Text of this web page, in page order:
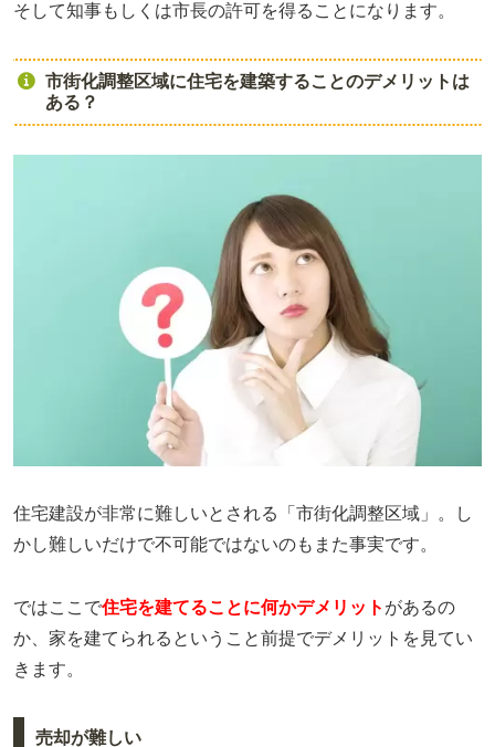
そして知事もしくは市長の許可を得ることになります。
市街化調整区域に住宅を建築することのデメリットは
ある？
住宅建設が非常に難しいとされる「市街化調整区域」。し
かし難しいだけで不可能ではないのもまた事実です。
ではここで住宅を建てることに何かデメリット があるの
か、家を建てられるということ前提でデメリットを見てい
きます。
売却が難しい